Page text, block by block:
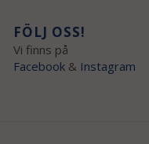
FÖLJ OSS!
Vi finns på
Facebook & Instagram